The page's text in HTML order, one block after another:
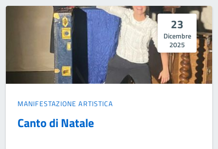
23
Dicembre
2025
MANIFESTAZIONE ARTISTICA
Canto di Natale